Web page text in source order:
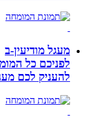
מעגל מודיעין-ב
לפניכם כל
להעניק לכם מענה